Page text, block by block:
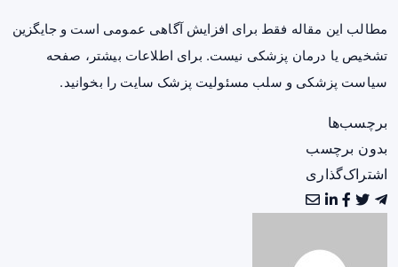
مطالب این مقاله فقط برای افزایش آگاهی عمومی است و جایگزین
تشخیص یا درمان پزشکی نیست. برای اطلاعات بیشتر، صفحه
سیاست پزشکی و سلب مسئولیت پزشک سایت را بخوانید.
برچسب‌ها
بدون برچسب
اشتراک‌گذاری